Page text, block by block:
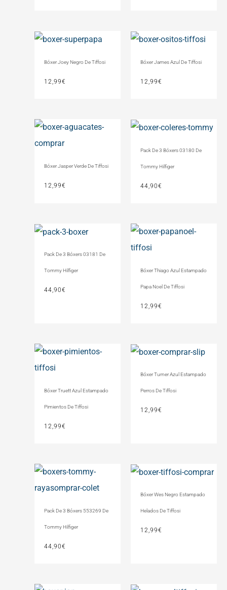
Bóxer Joey Negro De Tiffosi
12,99€
Bóxer James Azul De Tiffosi
12,99€
Bóxer Jasper Verde De Tiffosi
12,99€
Pack De 3 Bóxers 03180 De
Tommy Hilfiger
44,90€
Pack De 3 Bóxers 03181 De
Tommy Hilfiger
44,90€
Bóxer Thiago Azul Estampado
Papa Noel De Tiffosi
12,99€
Bóxer Truett Azul Estampado
Pimientos De Tiffosi
12,99€
Bóxer Turner Azul Estampado
Perros De Tiffosi
12,99€
Pack De 3 Bóxers 553269 De
Tommy Hilfiger
44,90€
Bóxer Wes Negro Estampado
Helados De Tiffosi
12,99€